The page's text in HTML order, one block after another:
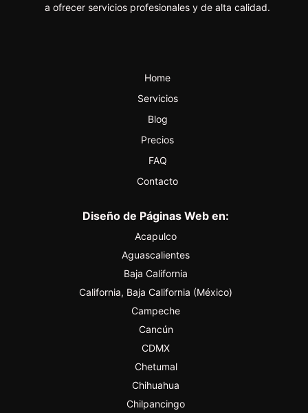
a ofrecer servicios profesionales y de alta calidad.
Home
Servicios
Blog
Precios
FAQ
Contacto
Diseño de Páginas Web en:
Acapulco
Aguascalientes
Baja California
California, Baja California (México)
Campeche
Cancún
CDMX
Chetumal
Chihuahua
Chilpancingo